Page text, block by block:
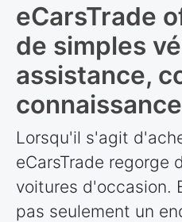
eCarsTrade
de simples
assistance,
Lorsqu'il s'agit
eCarsTrade regorge
voitures d'occasion.
pas seulement un